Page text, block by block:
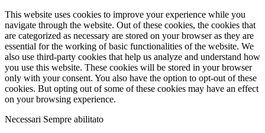
This website uses cookies to improve your experience while you
navigate through the website. Out of these cookies, the cookies that
are categorized as necessary are stored on your browser as they are
essential for the working of basic functionalities of the website. We
also use third-party cookies that help us analyze and understand how
you use this website. These cookies will be stored in your browser
only with your consent. You also have the option to opt-out of these
cookies. But opting out of some of these cookies may have an effect
on your browsing experience.
Necessari Sempre abilitato